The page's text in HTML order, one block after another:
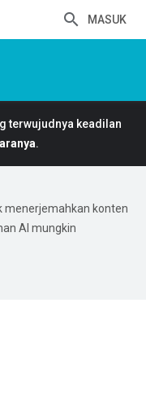
MASUK
terwujudnya keadilan
.
menerjemahkan konten
AI mungkin